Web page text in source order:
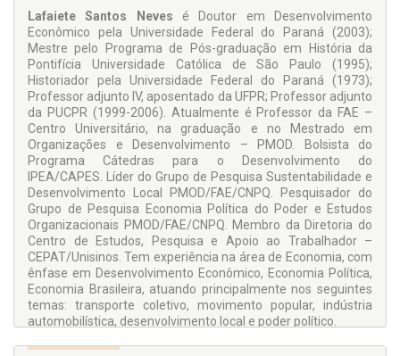
• Inovações no uso, Fabricação e Reciclagem de Sacolas
Plásticas para a Preservação do Meio Ambiente;
• Inovação e Sustentabilidade na Embrapa Florestas:
Pesquisas para a Matriz de Agroenergia Brasileira;
• Estudo de Caso sobre a Rede Social de Gestores Municipais
Ambientais do Estado do Paraná;
• A Influência do Capital Social na Sustentabilidade de dois
Arranjos Produtivos Locais de Tecnologia da Informação
Paranaenses;
• Gestão da Eficiência Energética em Edificações Públicas de
Ensino: um Estudo Aplicado ao Sistema de Iluminação da
UTFPR sob a Ótica Técnica e Econômica;
• Valoração da Erosão do Solo e a Sustentabilidade
Ambiental no Espaço Rural do Município de Araras/SP.
Lafaiete Santos Neves é Doutor em Desenvolvimento
Econômico pela Universidade Federal do Paraná (2003);
Mestre pelo Programa de Pós-graduação em História da
Pontifícia Universidade Católica de São Paulo (1995);
Historiador pela Universidade Federal do Paraná (1973);
Professor adjunto IV, aposentado da UFPR; Professor adjunto
da PUCPR (1999-2006). Atualmente é Professor da FAE –
Centro Universitário, na graduação e no Mestrado em
Organizações e Desenvolvimento – PMOD. Bolsista do
Programa Cátedras para o Desenvolvimento do
IPEA/CAPES. Líder do Grupo de Pesquisa Sustentabilidade e
Desenvolvimento Local PMOD/FAE/CNPQ. Pesquisador do
Grupo de Pesquisa Economia Política do Poder e Estudos
Organizacionais PMOD/FAE/CNPQ. Membro da Diretoria do
Centro de Estudos, Pesquisa e Apoio ao Trabalhador –
CEPAT/Unisinos. Tem experiência na área de Economia, com
ênfase em Desenvolvimento Econômico, Economia Política,
Economia Brasileira, atuando principalmente nos seguintes
temas: transporte coletivo, movimento popular, indústria
automobilística, desenvolvimento local e poder político.
Colaboradores: